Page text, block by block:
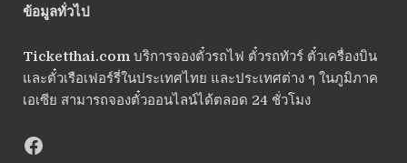
ข้อมูลทั่วไป
Ticketthai.comบริการจองตั๋วรถไฟ ตั๋วรถทัวร์ ตั๋วเครื่องบิน
และตั๋วเรือเฟอร์รี่ในประเทศไทย และประเทศต่าง ๆ ในภูมิภาค
เอเซีย สามารถจองตั๋วออนไลน์ได้ตลอด 24 ชั่วโมง